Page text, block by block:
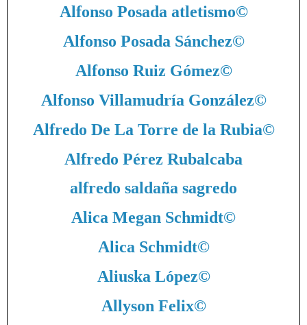
Alfonso Posada atletismo©
Alfonso Posada Sánchez©
Alfonso Ruiz Gómez©
Alfonso Villamudría González©
Alfredo De La Torre de la Rubia©
Alfredo Pérez Rubalcaba
alfredo saldaña sagredo
Alica Megan Schmidt©
Alica Schmidt©
Aliuska López©
Allyson Felix©